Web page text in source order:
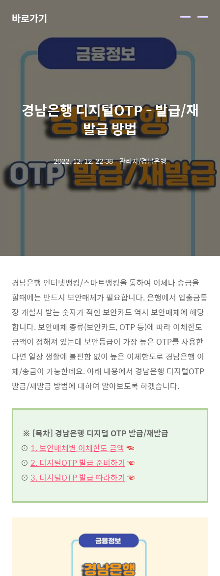
바로가기 메
경남은행 디지털OTP - 발급/재
발급 방법
2022. 12. 12. 22:38ㆍ관리자/경남은행
경남은행 인터넷뱅킹/스마트뱅킹을 통하여 이체나 송금을
할때에는 반드시 보안매체가 필요합니다. 은행에서 입출금통
장 개설시 받는 숫자가 적힌 보안카드 역시 보안매체에 해당
합니다. 보안매체 종류(보안카드, OTP 등)에 따라 이체한도
금액이 정해져 있는데 보안등급이 가장 높은 OTP를 사용한
다면 일상 생활에 불편함 없이 높은 이체한도로 경남은행 이
체/송금이 가능한데요. 아래 내용에서 경남은행 디지털OTP
발급/재발급 방법에 대하여 알아보도록 하겠습니다.
※ [목차] 경남은행 디지털 OTP 발급/재발급
⊙ 1. 보안매체별 이체한도 금액 ☜
⊙ 2. 디지털OTP 발급 준비하기 ☜
⊙ 3. 디지털OTP 발급 따라하기 ☜